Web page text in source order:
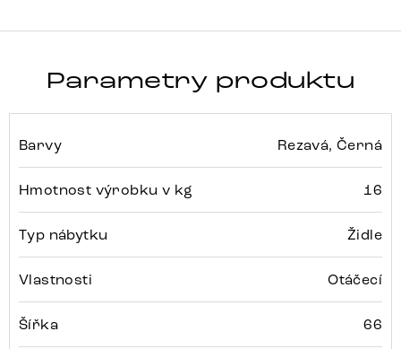
Parametry produktu
Barvy Rezavá, Černá
Hmotnost výrobku v kg 16
Typ nábytku Židle
Vlastnosti Otáčecí
Šířka 66